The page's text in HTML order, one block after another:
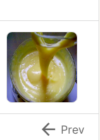
 Prev